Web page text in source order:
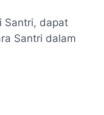
Santri, dapat
Santri dalam